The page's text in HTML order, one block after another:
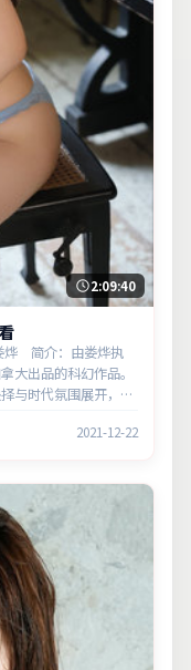
2:09:40
烨 简介：由娄烨执
大出品的科幻作品。
与时代氛围展开，将
2021-12-22